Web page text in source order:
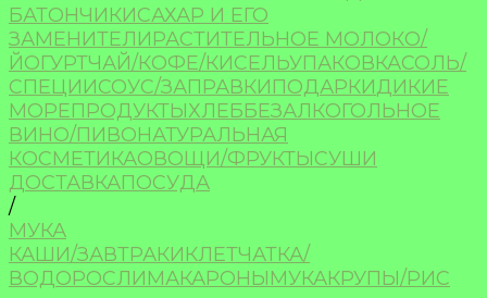
БАТОНЧИКИСАХАР И ЕГО
ЗАМЕНИТЕЛИРАСТИТЕЛЬНОЕ МОЛОКО/
ЙОГУРТЧАЙ/КОФЕ/КИСЕЛЬУПАКОВКАСОЛЬ/
СПЕЦИИСОУС/ЗАПРАВКИПОДАРКИДИКИЕ
МОРЕПРОДУКТЫХЛЕББЕЗАЛКОГОЛЬНОЕ
ВИНО/ПИВОНАТУРАЛЬНАЯ
КОСМЕТИКАОВОЩИ/ФРУКТЫСУШИ
ДОСТАВКАПОСУДА
/
МУКА
КАШИ/ЗАВТРАКИКЛЕТЧАТКА/
ВОДОРОСЛИМАКАРОНЫМУКАКРУПЫ/РИС